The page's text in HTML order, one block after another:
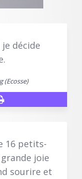
je décide
(Ecosse)
16 petits-
joie
sourire et